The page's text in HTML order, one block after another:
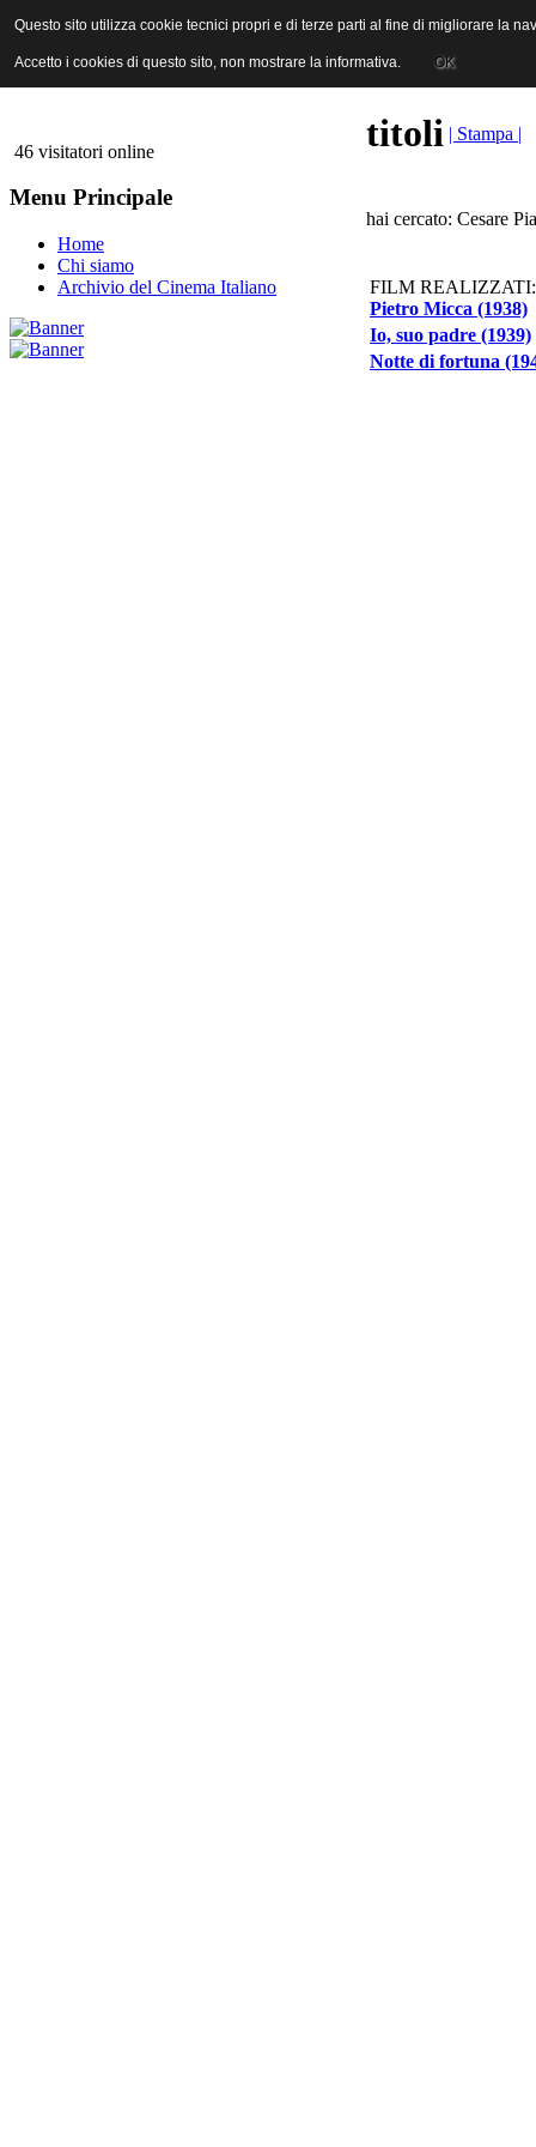
ANICA | Associazione Nazionale Industrie Cinematografiche
46 visitatori online
Menu Principale
Home
Chi siamo
Archivio del Cinema Italiano
titoli | Stampa |
hai cercato: Cesare
FILM REALIZZATI:
Pietro Micca (1938)
Io, suo padre (1939)
Notte di fortuna
Questo sito utilizza cookie tecnici propri e di terze parti al fine di migliorare la
Accetto i cookies di questo sito, non mostrare la informativa. OK
Questo sito utilizza cookie tecnici propri e di terze parti al fine di migliorare la
Accetto i cookies di questo sito, non mostrare la informativa. OK